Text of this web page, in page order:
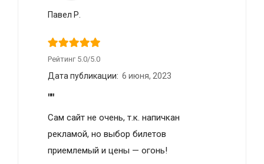
Павел Р.
Рейтинг 5.0/5.0
Дата публикации: 6 июня, 2023
""
Сам сайт не очень, т.к. напичкан
рекламой, но выбор билетов
приемлемый и цены — огонь!